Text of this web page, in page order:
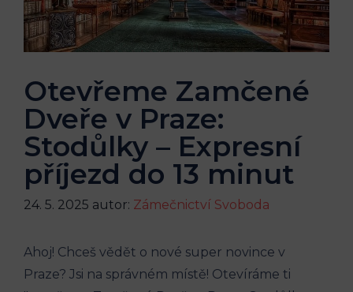
Otevřeme Zamčené
Dveře v Praze:
Stodůlky – Expresní
příjezd do 13 minut
24. 5. 2025 autor: Zámečnictví Svoboda
Ahoj! Chceš vědět o‍ nové‍ super novince v
Praze? Jsi na správném místě! Otevíráme​ ti​